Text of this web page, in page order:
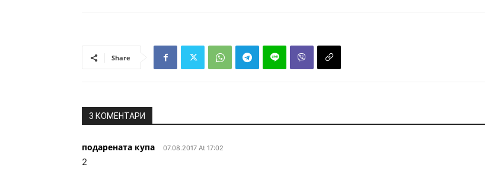
Share
3 КОМЕНТАРИ
подарената купа 07.08.2017 At 17:02
2